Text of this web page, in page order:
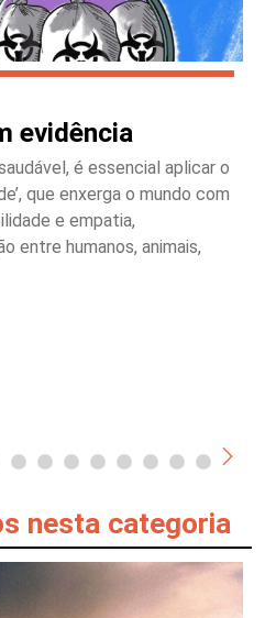
evidência
é essencial aplicar o
que enxerga o mundo com
e empatia,
entre humanos, animais,
nesta categoria